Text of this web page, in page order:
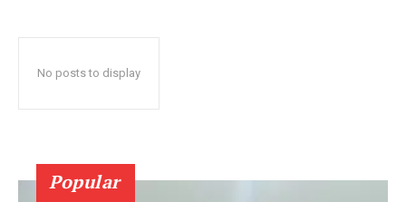
No posts to display
Popular